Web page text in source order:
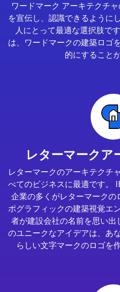
ワードマーク アーキテクチ
を宣伝し、認識できるように
人にとって最適な選択肢で
は、ワードマークの建築ロゴ
的にすること
レターマークア
レターマークのアーキテクチ
べてのビジネスに最適です。
企業の多くがレターマークの
ポグラフィックの建築視覚エ
者が建設会社の名前を思い出
のユニークなアイデアは、あ
らしい文字マークのロゴを